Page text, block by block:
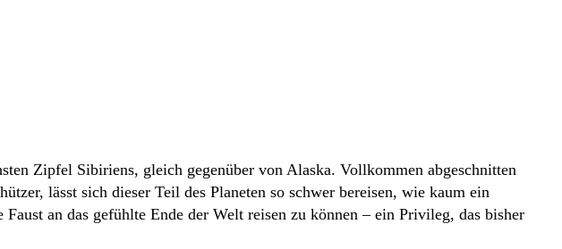
Zipfel Sibiriens, gleich gegenüber von Alaska. Vollkommen abgeschnitten
lässt sich dieser Teil des Planeten so schwer bereisen, wie kaum ein
an das gefühlte Ende der Welt reisen zu können – ein Privileg, das bisher